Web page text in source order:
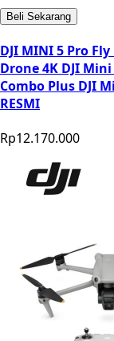
Beli Sekarang
DJI MINI 5 Pro
Drone 4K DJI
Combo Plus DJI
RESMI
Rp12.170.000